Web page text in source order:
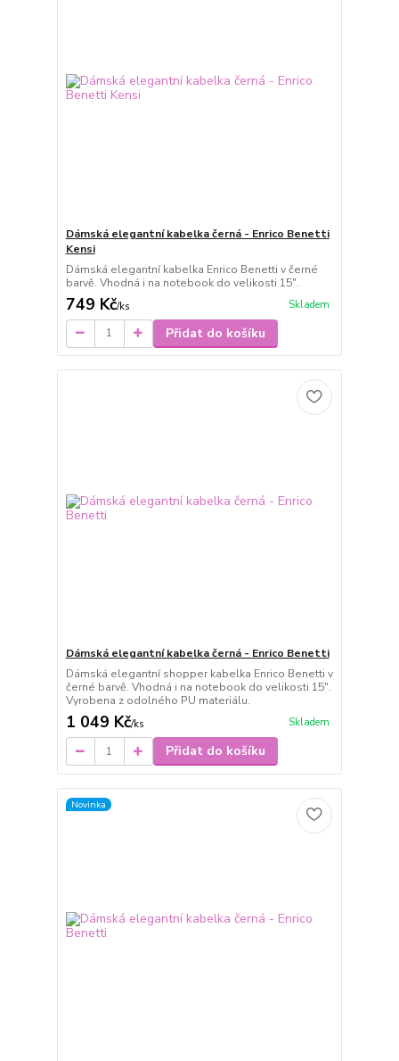
Dámská elegantní kabelka černá - Enrico Benetti
Kensi
Dámská elegantní kabelka Enrico Benetti v černé
barvě. Vhodná i na notebook do velikosti 15".
749 Kč/ks Skladem
Přidat do košíku
Dámská elegantní kabelka černá - Enrico Benetti
Dámská elegantní shopper kabelka Enrico Benetti v
černé barvě. Vhodná i na notebook do velikosti 15".
Vyrobena z odolného PU materiálu.
1 049 Kč/ks Skladem
Přidat do košíku
Novinka